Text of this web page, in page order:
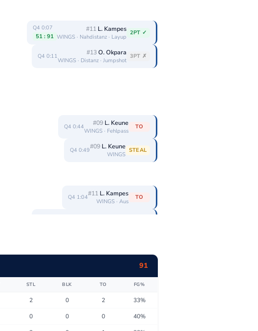
2PT ✓
#11 L. Kampes
WINGS · Nahdistanz · Layup
Q4 0:07
51 : 91
3PT ✗
#13O. Okpara
WINGS · Distanz · Jumpshot
Q4 0:11
TO
#09 L. Keune
WINGS · Fehlpass
Q4 0:44
STEAL
#09 L. Keune
WINGS
Q4 0:49
TO
#11 L. Kampes
WINGS · Aus
Q4 1:04
2PT ✓
91
STL BLK TO FG%
2 0 2 33%
0 0 0 40%